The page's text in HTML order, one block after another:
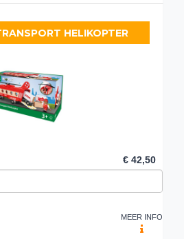
HELIKOPTER
€ 42,50
MEER INFO